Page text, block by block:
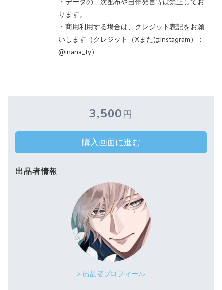
・データの二次配布や自作発言等は禁止してお
ります。
・商用利用する場合は、クレジット表記をお願
いします（クレジット（XまたはInstagram）：
@inana_ty）
3,500円
購入画面に進む
出品者情報
> 出品者プロフィール